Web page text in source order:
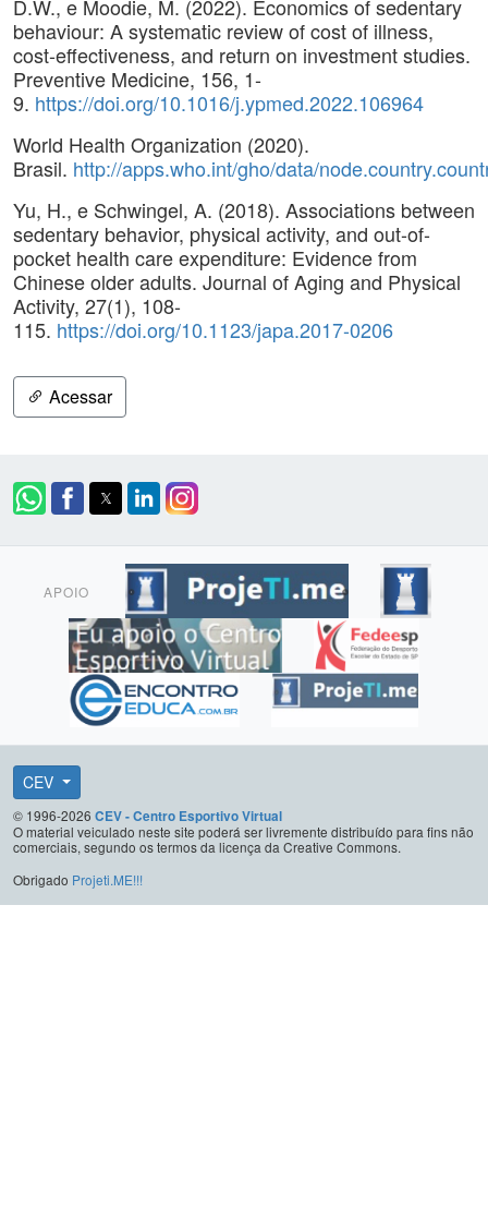
D.W., e Moodie, M. (2022). Economics of sedentary
behaviour: A systematic review of cost of illness,
cost-effectiveness, and return on investment studies.
Preventive Medicine, 156, 1-
9. https://doi.org/10.1016/j.ypmed.2022.106964
World Health Organization (2020).
Brasil. http://apps.who.int/gho/data/
Yu, H., e Schwingel, A. (2018). Associations between
sedentary behavior, physical activity, and out-of-
pocket health care expenditure: Evidence from
Chinese older adults. Journal of Aging and Physical
Activity, 27(1), 108-
115. https://doi.org/10.1123/japa.2017-0206
Acessar
APOIO
CEV
© 1996-2026 CEV - Centro Esportivo Virtual
O material veiculado neste site poderá ser livremente distribuído para fins não
comerciais, segundo os termos da licença da Creative Commons.
Obrigado Projeti.ME!!!